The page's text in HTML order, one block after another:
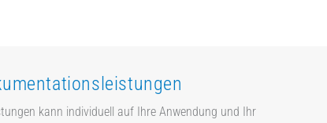
kann individuell auf Ihre Anwendung und Ihr